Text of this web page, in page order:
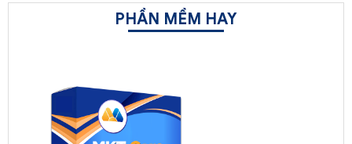
PHẦN MỀM HAY